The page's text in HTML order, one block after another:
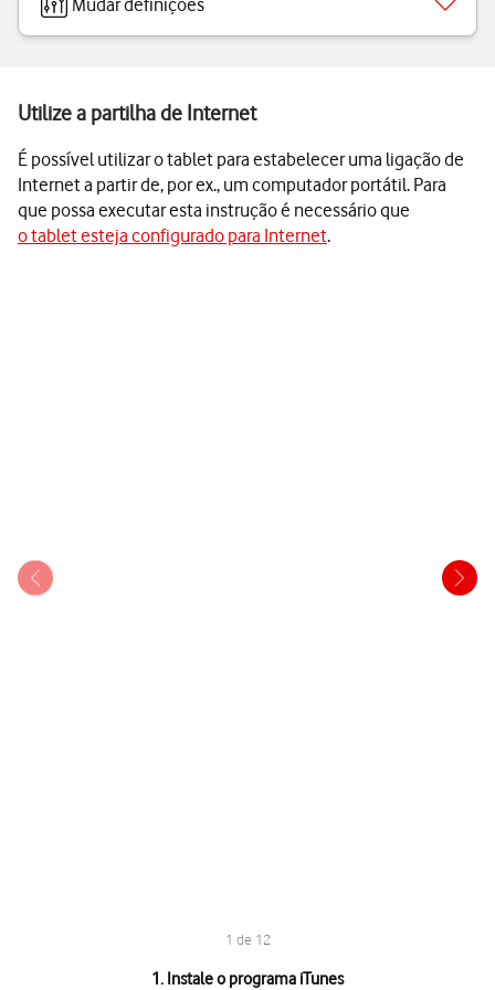
Mudar definições
Utilize a partilha de Internet
É possível utilizar o tablet para estabelecer uma ligação de
Internet a partir de, por ex., um computador portátil. Para
que possa executar esta instrução é necessário que
o tablet esteja configurado para Internet.
1 de 12
1. Instale o programa iTunes